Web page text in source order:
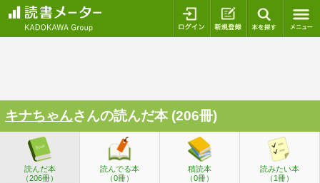
ログイン 新規登録
キナちゃんさんの読んだ本 (206冊)
読んだ本
（206冊）
読んでる本
（0冊）
積読本
（0冊）
読みたい本
（1冊）